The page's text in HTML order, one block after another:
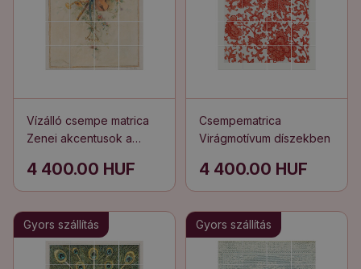
Vízálló csempe matrica
Zenei akcentusok a
4 400.00 HUF
Csempematrica
Virágmotívum díszekben
4 400.00 HUF
Gyors szállítás Gyors szállítás